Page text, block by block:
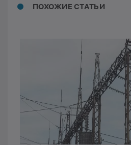
ПОХОЖИЕ СТАТЬИ